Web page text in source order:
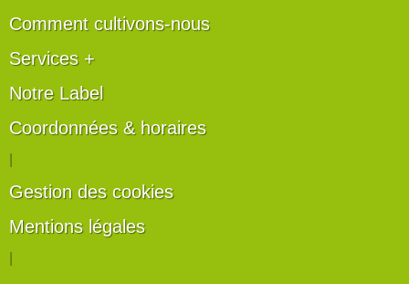
Comment cultivons-nous
Services +
Notre Label
Coordonnées & horaires
Gestion des cookies
Mentions légales